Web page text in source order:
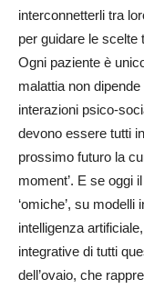
interconnetterli tra
per guidare le scelte
Ogni paziente è
malattia non
interazioni psico-
devono essere tutti
prossimo futuro la
moment’. E se oggi
‘omiche’, su
intelligenza
integrative di tutti
dell’ovaio, che